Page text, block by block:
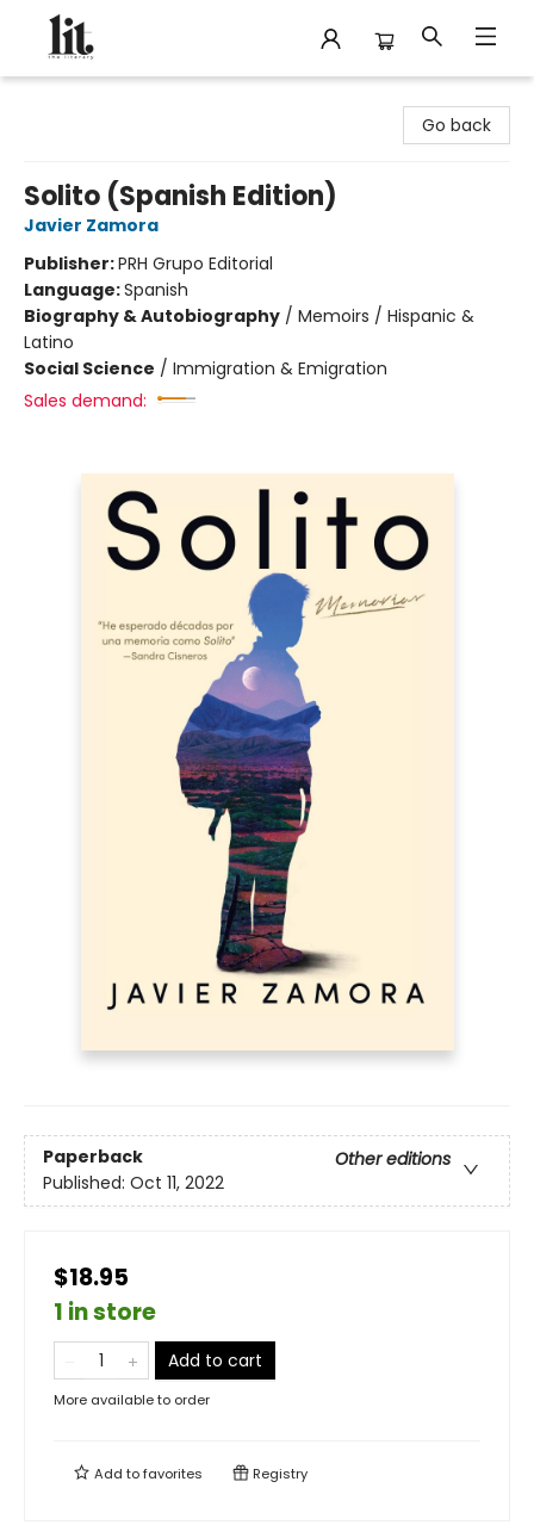
Go back
Solito (Spanish Edition)
Javier Zamora
Publisher:PRH Grupo Editorial
Language:Spanish
Biography & Autobiography / Memoirs / Hispanic &
Latino
Social Science / Immigration & Emigration
Sales demand:
Paperback
Other editions
Published: Oct 11, 2022
$18.95
1 in store
Add to cart
More available to order
Add tofavorites Registry